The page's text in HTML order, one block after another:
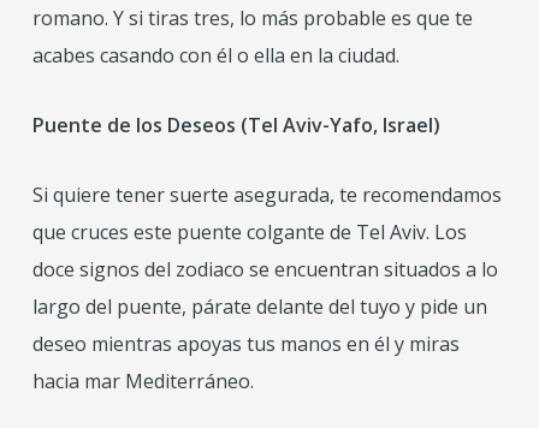
romano. Y si tiras tres, lo más probable es que te
acabes casando con él o ella en la ciudad.
Puente de los Deseos (Tel Aviv-Yafo, Israel)
Si quiere tener suerte asegurada, te recomendamos
que cruces este puente colgante de Tel Aviv. Los
doce signos del zodiaco se encuentran situados a lo
largo del puente, párate delante del tuyo y pide un
deseo mientras apoyas tus manos en él y miras
hacia mar Mediterráneo.